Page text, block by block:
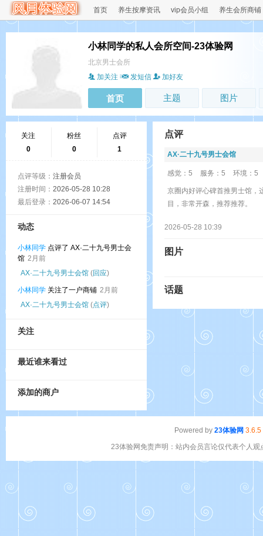
首页 养生按摩资讯 vip会员小组 养生会所商铺
小林同学的私人会所空间-23体验网
北京男士会所
加关注
发短信 加好友
首页 主题 图片
关注
0
粉丝
0
点评
1
点评等级： 注册会员
注册时间： 2026-05-28 10:28
最后登录： 2026-06-07 14:54
动态
小林同学 点评了 AX·二十九号男士会
馆 2月前
AX·二十九号男士会馆 (回应)
小林同学 关注了一户商铺 2月前
AX·二十九号男士会馆 (点评)
关注
最近谁来看过
添加的商户
点评
AX·二十九号男士会馆
感觉：5 服务：5 环境：5
京圈内好评心碑首推男士馆，
目，非常开森，推荐推荐。
2026-05-28 10:39
图片
话题
Powered by 23体验网 3.6.5
23体验网免责声明：站内会员言论仅代表个人